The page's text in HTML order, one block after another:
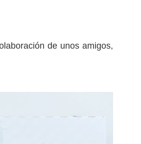
de unos amigos,